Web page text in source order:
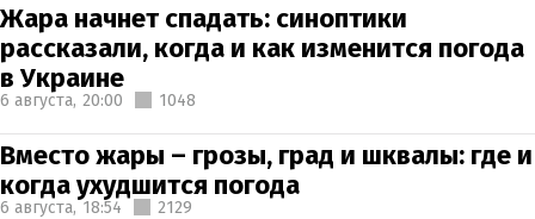
Жара начнет спадать: синоптики
рассказали, когда и как изменится погода
в Украине
6 августа, 20:00 1048
Вместо жары – грозы, град и шквалы: где и
когда ухудшится погода
6 августа, 18:54 2129